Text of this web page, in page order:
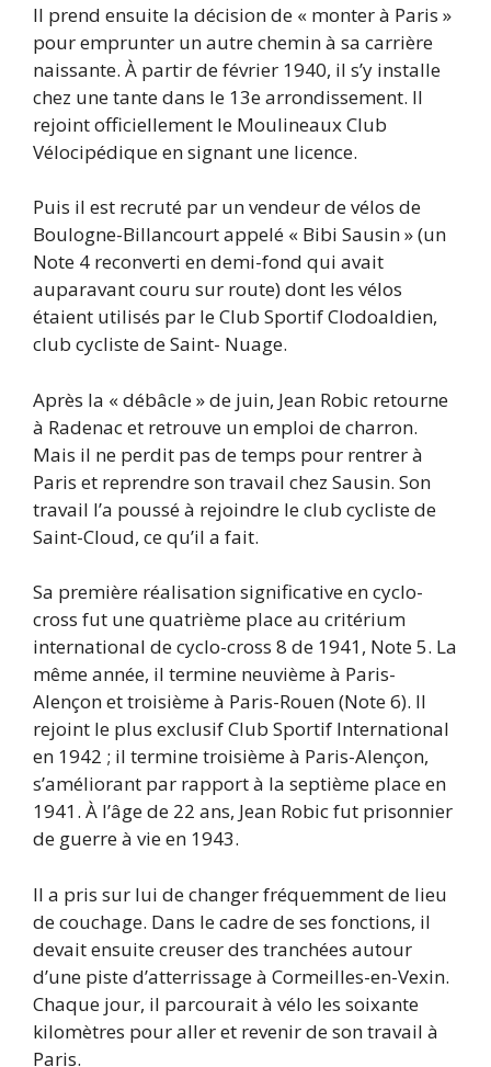
Il prend ensuite la décision de « monter à Paris »
pour emprunter un autre chemin à sa carrière
naissante. À partir de février 1940, il s’y installe
chez une tante dans le 13e arrondissement. Il
rejoint officiellement le Moulineaux Club
Vélocipédique en signant une licence.
Puis il est recruté par un vendeur de vélos de
Boulogne-Billancourt appelé « Bibi Sausin » (un
Note 4 reconverti en demi-fond qui avait
auparavant couru sur route) dont les vélos
étaient utilisés par le Club Sportif Clodoaldien,
club cycliste de Saint- Nuage.
Après la « débâcle » de juin, Jean Robic retourne
à Radenac et retrouve un emploi de charron.
Mais il ne perdit pas de temps pour rentrer à
Paris et reprendre son travail chez Sausin. Son
travail l’a poussé à rejoindre le club cycliste de
Saint-Cloud, ce qu’il a fait.
Sa première réalisation significative en cyclo-
cross fut une quatrième place au critérium
international de cyclo-cross 8 de 1941, Note 5. La
même année, il termine neuvième à Paris-
Alençon et troisième à Paris-Rouen (Note 6). Il
rejoint le plus exclusif Club Sportif International
en 1942 ; il termine troisième à Paris-Alençon,
s’améliorant par rapport à la septième place en
1941. À l’âge de 22 ans, Jean Robic fut prisonnier
de guerre à vie en 1943.
Il a pris sur lui de changer fréquemment de lieu
de couchage. Dans le cadre de ses fonctions, il
devait ensuite creuser des tranchées autour
d’une piste d’atterrissage à Cormeilles-en-Vexin.
Chaque jour, il parcourait à vélo les soixante
kilomètres pour aller et revenir de son travail à
Paris.